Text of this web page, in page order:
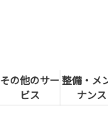
その他のサー
ビス
整備・メ
ナンス